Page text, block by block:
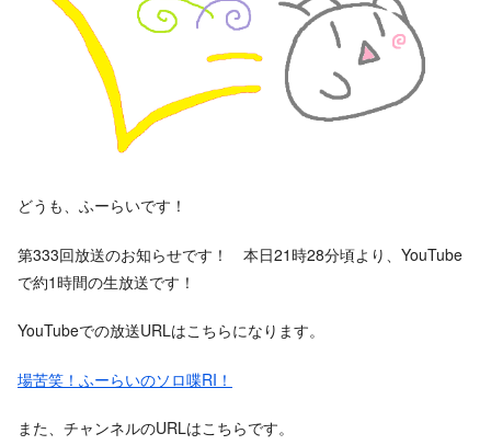
どうも、ふーらいです！
第333回放送のお知らせです！ 本日21時28分頃より、YouTube
で約1時間の生放送です！
YouTubeでの放送URLはこちらになります。
場苦笑！ふーらいのソロ喋RI！
また、チャンネルのURLはこちらです。